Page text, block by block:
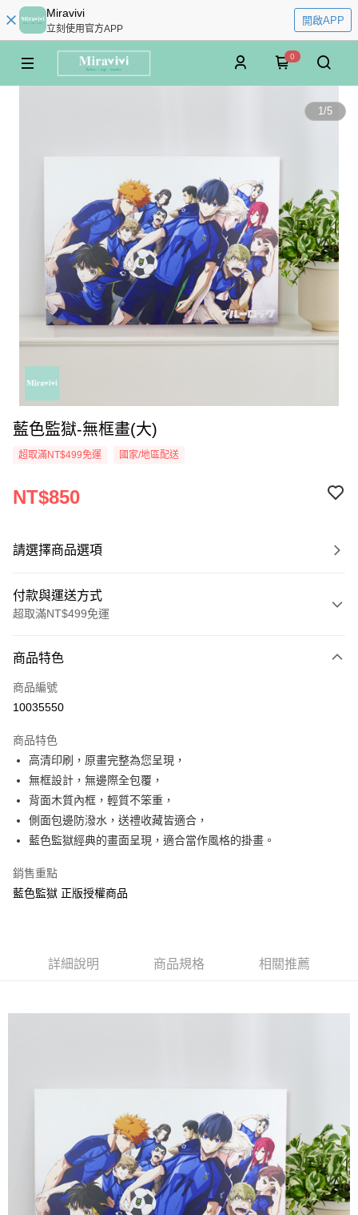
Miravivi
立刻使用官方APP
開啟APP
0
1/5
藍色監獄-無框畫(大)
超取滿NT$499免運 國家/地區配送
NT$850
請選擇商品選項
付款與運送方式
超取滿NT$499免運
信用卡一次付款
超商取貨付款
Apple Pay
街口支付
悠遊付
AFTEE先享後付
相關說明
AFTEE先享後付是「在收到商品之後才付款」的支付方式。 讓您購物簡單
３．安心：先確認商品／服務後，再付款。
結帳頁面，進行簡訊認證並確認金額後，即可完成結帳。
※ 交易是否成功請以「AFTEE先享後付 」之結帳頁面顯示為準，若有關於
是否繳費成功／繳費後需取消欲退款等相關疑問，請聯繫「AFTEE先享後付
客戶支援中心」https://netprotections.freshdesk.com/support/home
【注意事項】
１．透過由恩沛科技股份有限公司提供之「AFTEE先享後付」服務完成之交
易，需依本服務之必要範圍內提供個人資料，並將交易相關給付款項請求債
ATM付款
全家付款取貨
付款後全家取貨
每筆NT$60，滿NT$499(含以上)免運費
每筆NT$120，滿NT$499(含以上)免運費
商品特色
商品編號
10035550
商品特色
高清印刷，原畫完整為您呈現，
無框設計，無邊際全包覆，
背面木質內框，輕質不笨重，
側面包邊防潑水，送禮收藏皆適合，
藍色監獄經典的畫面呈現，適合當作風格的掛畫。
銷售重點
藍色監獄 正版授權商品
詳細說明 商品規格 相關推薦